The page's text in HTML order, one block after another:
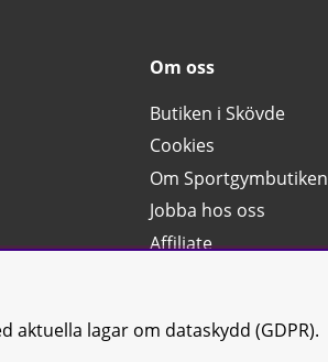
Om oss
Butiken i Skövde
Cookies
Om Sportgymbutiken
Jobba hos oss
Affiliate
lagar om dataskydd (GDPR).